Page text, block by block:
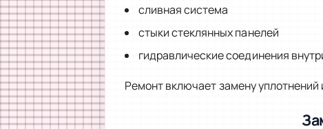
сливная система
стыки стеклянных панелей
гидравлические соединения
Ремонт включает замену